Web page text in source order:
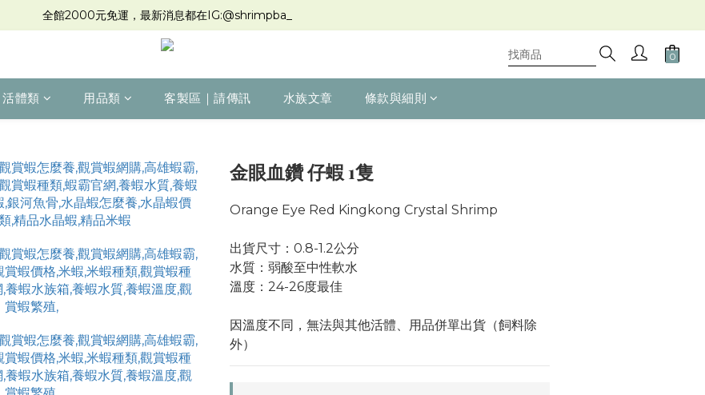
全館2000元免運，最新消息都在IG:@shrimpba_
活體類 用品類 客製區｜請傳訊 水族文章 條款與細則
金眼血鑽 仔蝦 1隻
Orange Eye Red Kingkong Crystal Shrimp
出貨尺寸：0.8-1.2公分
水質：弱酸至中性軟水
溫度：24-26度最佳
因溫度不同，無法與其他活體、用品併單出貨（飼料除
外）